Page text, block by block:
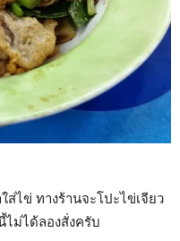
ส่ไข่ ทางร้านจะโปะไข่เจียว
ไม่ได้ลองสั่งครับ